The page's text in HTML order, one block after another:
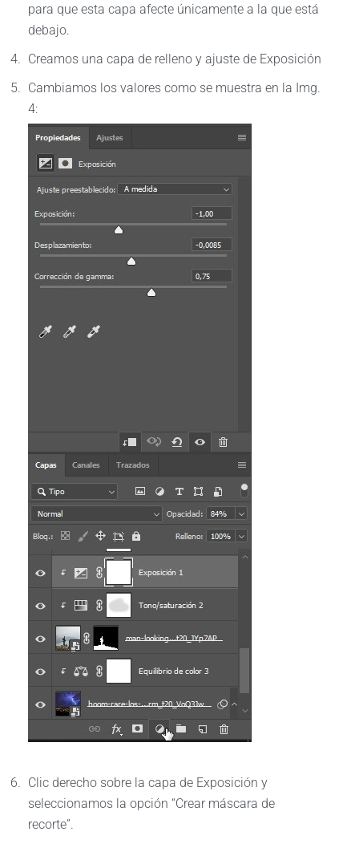
para que esta capa afecte únicamente a la que está
debajo.
Creamos una capa de relleno y ajuste de Exposición
Cambiamos los valores como se muestra en la Img.
4:
Clic derecho sobre la capa de Exposición y
seleccionamos la opción “Crear máscara de
recorte”.